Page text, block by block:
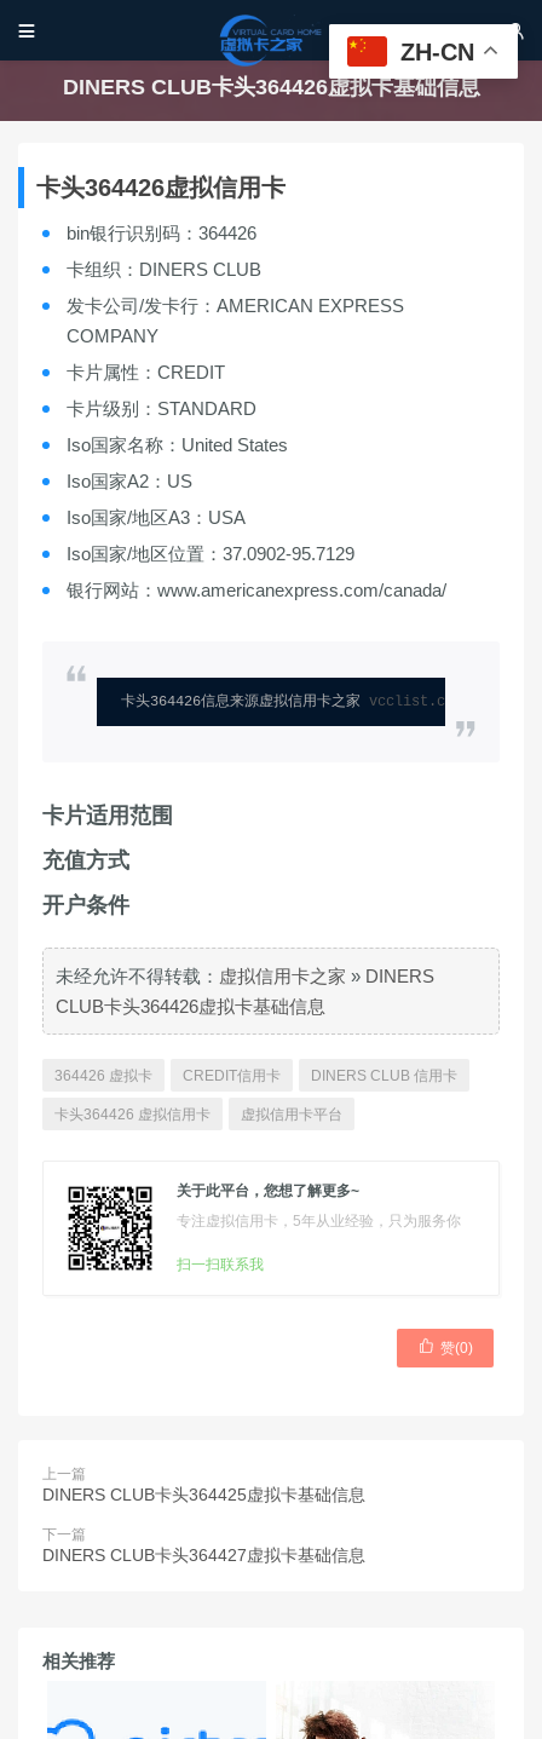
 
DINERS CLUB卡头364426虚拟卡基础信息
卡头364426虚拟信用卡
bin银行识别码：364426
卡组织：DINERS CLUB
发卡公司/发卡行：AMERICAN EXPRESS
COMPANY
卡片属性：CREDIT
卡片级别：STANDARD
Iso国家名称：United States
Iso国家A2：US
Iso国家/地区A3：USA
Iso国家/地区位置：37.0902-95.7129
银行网站：www.americanexpress.com/canada/
卡头364426信息来源虚拟信用卡之家 vcclist.com
卡片适用范围
充值方式
开户条件
未经允许不得转载： 虚拟信用卡之家 » DINERS
CLUB卡头364426虚拟卡基础信息
364426 虚拟卡 CREDIT信用卡 DINERS CLUB 信用卡
卡头364426 虚拟信用卡 虚拟信用卡平台
关于此平台，您想了解更多~
专注虚拟信用卡，5年从业经验，只为服务你
扫一扫联系我
 赞(0)
上一篇
DINERS CLUB卡头364425虚拟卡基础信息
下一篇
DINERS CLUB卡头364427虚拟卡基础信息
相关推荐
ZH-CN